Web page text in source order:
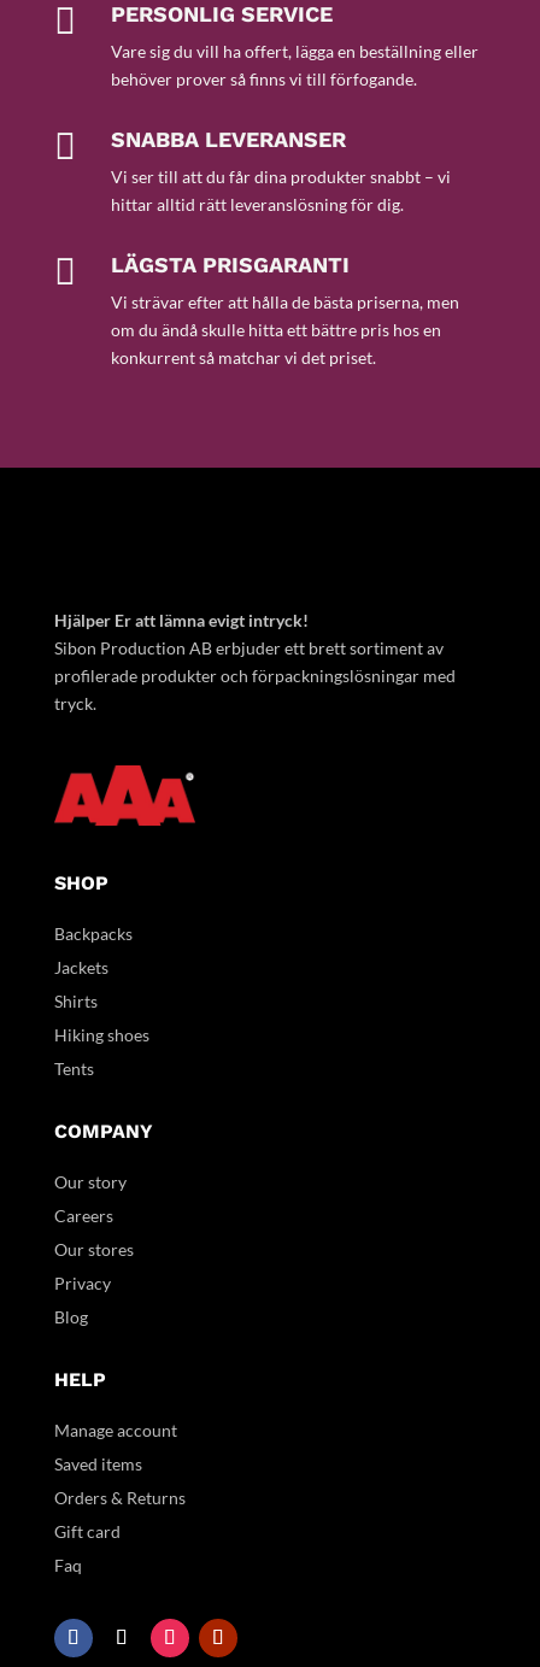
 PERSONLIG SERVICE
Vare sig du vill ha offert, lägga en beställning eller
behöver prover så finns vi till förfogande.
 SNABBA LEVERANSER
Vi ser till att du får dina produkter snabbt – vi
hittar alltid rätt leveranslösning för dig.
 LÄGSTA PRISGARANTI
Vi strävar efter att hålla de bästa priserna, men
om du ändå skulle hitta ett bättre pris hos en
konkurrent så matchar vi det priset.
Hjälper Er att lämna evigt intryck!
Sibon Production AB erbjuder ett brett sortiment av
profilerade produkter och förpackningslösningar med
tryck.
SHOP
Backpacks
Jackets
Shirts
Hiking shoes
Tents
COMPANY
Our story
Careers
Our stores
Privacy
Blog
HELP
Manage account
Saved items
Orders & Returns
Gift card
Faq